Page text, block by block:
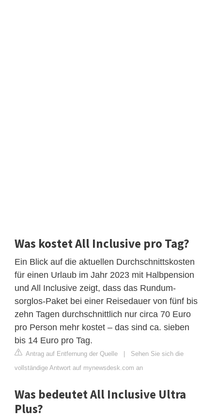
Was kostet All Inclusive pro Tag?
Ein Blick auf die aktuellen Durchschnittskosten
für einen Urlaub im Jahr 2023 mit Halbpension
und All Inclusive zeigt, dass das Rundum-
sorglos-Paket bei einer Reisedauer von fünf bis
zehn Tagen durchschnittlich nur circa 70 Euro
pro Person mehr kostet – das sind ca. sieben
bis 14 Euro pro Tag.
Antrag auf Entfernung der Quelle | Sehen Sie sich die
vollständige Antwort auf mynewsdesk.com an
Was bedeutet All Inclusive Ultra
Plus?